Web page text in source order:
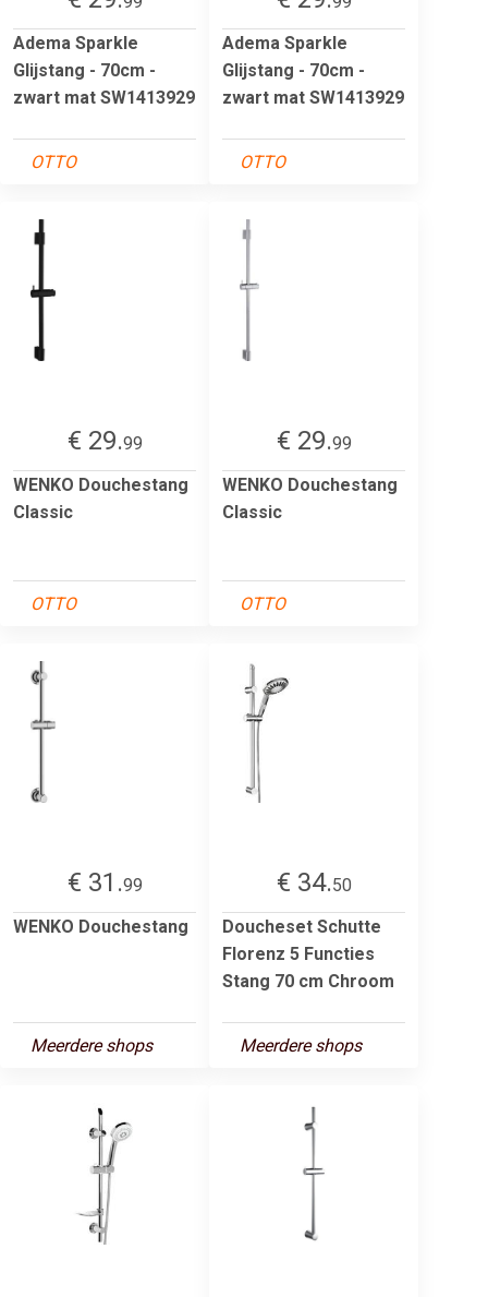
Adema Sparkle
Glijstang - 70cm -
zwart mat SW1413929
OTTO
Adema Sparkle
Glijstang - 70cm -
zwart mat SW1413929
OTTO
€ 29.99
WENKO Douchestang
Classic
OTTO
€ 29.99
WENKO Douchestang
Classic
OTTO
€ 31.99
WENKO Douchestang
Meerdere shops
€ 34.50
Doucheset Schutte
Florenz 5 Functies
Stang 70 cm Chroom
Meerdere shops